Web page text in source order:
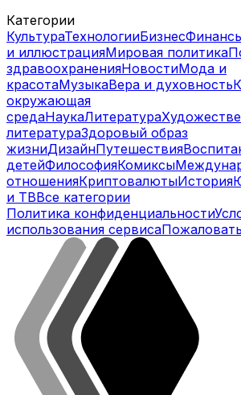
Категории
КультураТехнологииБизнес
и иллюстрацияМировая политика
здравоохраненияНовостиМода и
красотаМузыкаВера и духовность
окружающая
средаНаукаЛитература
литератураЗдоровый образ
жизниДизайнПутешествия
детейФилософияКомиксы
отношенияКриптовалютыИстория
и ТВВсе категории
Политика конфиденциальности
использования сервиса